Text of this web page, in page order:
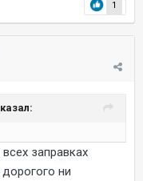
1
заправках
ни